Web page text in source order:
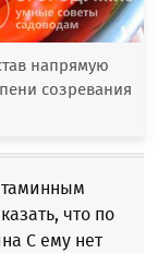
напрямую
созревания
что по
С ему нет